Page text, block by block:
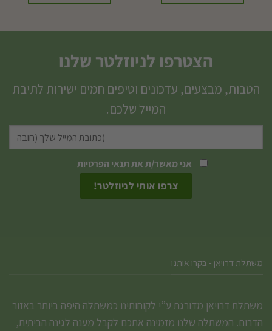
זה
מספר
ניתן
האפשרויות
בעמוד
הצטרפו לניוזלטר שלנו
הטבות, מבצעים, עדכונים וטיפים חמים ישירות לתיבת
המייל שלכם.
אני מאשר/ת אתתנאי הפרטיות
משתלת דרויאן - בקרו אותנו
משתלת דרויאן מדורגת ע”י לקוחותינו כמשתלה היפה ביותר באזור
הדרום. המשתלה שלנו מזמינה אתכם לקבל מענה לגינה הביתית,